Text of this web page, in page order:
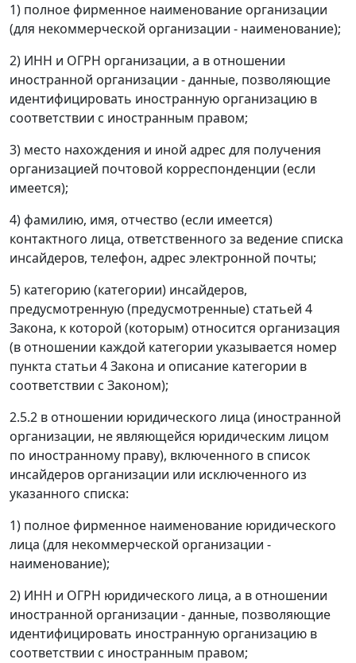
1) полное фирменное наименование организации
(для некоммерческой организации - наименование);
2) ИНН и ОГРН организации, а в отношении
иностранной организации - данные, позволяющие
идентифицировать иностранную организацию в
соответствии с иностранным правом;
3) место нахождения и иной адрес для получения
организацией почтовой корреспонденции (если
имеется);
4) фамилию, имя, отчество (если имеется)
контактного лица, ответственного за ведение списка
инсайдеров, телефон, адрес электронной почты;
5) категорию (категории) инсайдеров,
предусмотренную (предусмотренные) статьей 4
Закона, к которой (которым) относится организация
(в отношении каждой категории указывается номер
пункта статьи 4 Закона и описание категории в
соответствии с Законом);
2.5.2 в отношении юридического лица (иностранной
организации, не являющейся юридическим лицом
по иностранному праву), включенного в список
инсайдеров организации или исключенного из
указанного списка:
1) полное фирменное наименование юридического
лица (для некоммерческой организации -
наименование);
2) ИНН и ОГРН юридического лица, а в отношении
иностранной организации - данные, позволяющие
идентифицировать иностранную организацию в
соответствии с иностранным правом;